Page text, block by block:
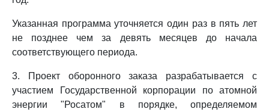
Указанная программа уточняется один раз в пять лет
не позднее чем за девять месяцев до начала
соответствующего периода.
3. Проект оборонного заказа разрабатывается с
участием Государственной корпорации по атомной
энергии "Росатом" в порядке, определяемом